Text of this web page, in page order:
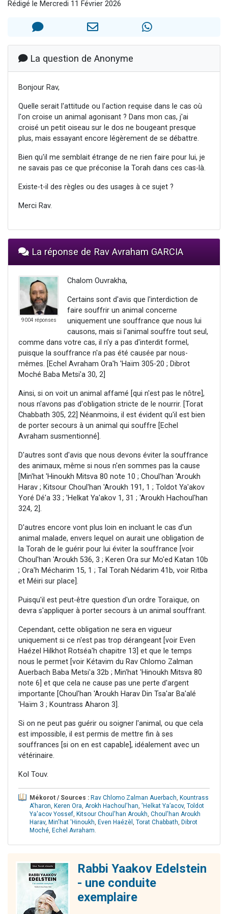
Ariel vient de donner son Maasser
Il reste 49 places pour étudier en groupe sur Zoom
6 personnes viennent de faire un don pour 5 enfants déjà orphelins risquent de perdre leur maman
3 personnes viennent de nous rejoindre sur WhatsApp
Rédigé le Mercredi 11 Février 2026
La question de Anonyme
Bonjour Rav,
Quelle serait l'attitude ou l'action requise dans le cas où
l'on croise un animal agonisant ? Dans mon cas, j'ai
croisé un petit oiseau sur le dos ne bougeant presque
plus, mais essayant encore légèrement de se débattre.
Bien qu'il me semblait étrange de ne rien faire pour lui, je
ne savais pas ce que préconise la Torah dans ces cas-là.
Existe-t-il des règles ou des usages à ce sujet ?
Merci Rav.
La réponse de Rav Avraham GARCIA
9004 réponses
Chalom Ouvrakha,
Certains sont d'avis que l'interdiction de
faire souffrir un animal concerne
uniquement une souffrance que nous lui
causons, mais si l'animal souffre tout seul,
comme dans votre cas, il n'y a pas d'interdit formel,
puisque la souffrance n'a pas été causée par nous-
mêmes. [Echel Avraham Ora'h 'Haïm 305-20 ; Dibrot
Moché Baba Metsi'a 30, 2]
Ainsi, si on voit un animal affamé [qui n'est pas le nôtre],
nous n'avons pas d'obligation stricte de le nourrir. [Torat
Chabbath 305, 22] Néanmoins, il est évident qu'il est bien
de porter secours à un animal qui souffre [Echel
Avraham susmentionné].
D'autres sont d'avis que nous devons éviter la souffrance
des animaux, même si nous n'en sommes pas la cause
[Min'hat 'Hinoukh Mitsva 80 note 10 ; Choul'han 'Aroukh
Harav ; Kitsour Choul'han 'Aroukh 191, 1 ; Toldot Ya'akov
Yoré Dé'a 33 ; 'Helkat Ya'akov 1, 31 ; 'Aroukh Hachoul'han
324, 2].
D'autres encore vont plus loin en incluant le cas d'un
animal malade, envers lequel on aurait une obligation de
la Torah de le guérir pour lui éviter la souffrance [voir
Choul'han 'Aroukh 536, 3 ; Keren Ora sur Mo'ed Katan 10b
; Ora'h Mécharim 15, 1 ; Tal Torah Nédarim 41b, voir Ritba
et Méiri sur place].
Puisqu'il est peut-être question d'un ordre Toraïque, on
devra s'appliquer à porter secours à un animal souffrant.
Cependant, cette obligation ne sera en vigueur
uniquement si ce n'est pas trop dérangeant [voir Even
Haézel Hilkhot Rotséa'h chapitre 13] et que le temps
nous le permet [voir Kétavim du Rav Chlomo Zalman
Auerbach Baba Metsi'a 32b ; Min'hat 'Hinoukh Mitsva 80
note 6] et que cela ne cause pas une perte d'argent
importante [Choul'han 'Aroukh Harav Din Tsa'ar Ba'alé
'Haïm 3 ; Kountrass Aharon 3].
Si on ne peut pas guérir ou soigner l'animal, ou que cela
est impossible, il est permis de mettre fin à ses
souffrances [si on en est capable], idéalement avec un
vétérinaire.
Kol Touv.
Mékorot / Sources : Rav Chlomo Zalman Auerbach, Kountrass
A'haron, Keren Ora, Arokh Hachoul'han, 'Helkat Ya’acov, Toldot
Ya'acov Yossef, Kitsour Choul'han Aroukh, Choul'han Aroukh
Harav, Min'hat 'Hinoukh, Even Haézèl , Torat Chabbath, Dibrot
Moché, Echel Avraham.
Rabbi Yaakov Edelstein
- une conduite
exemplaire